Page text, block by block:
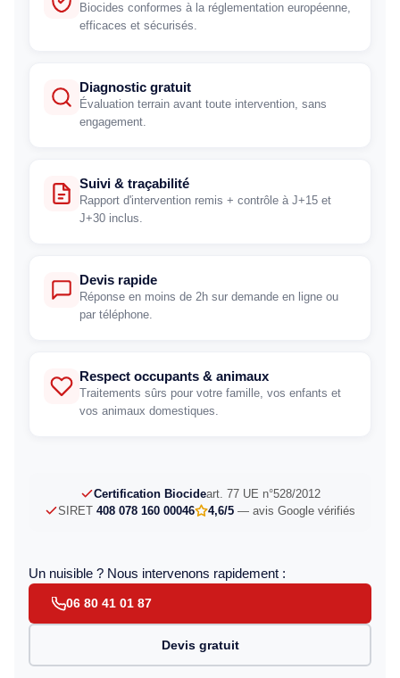
Biocides conformes à la réglementation européenne,
efficaces et sécurisés.
Diagnostic gratuit
Évaluation terrain avant toute intervention, sans
engagement.
Suivi & traçabilité
Rapport d'intervention remis + contrôle à J+15 et
J+30 inclus.
Devis rapide
Réponse en moins de 2h sur demande en ligne ou
par téléphone.
Respect occupants & animaux
Traitements sûrs pour votre famille, vos enfants et
vos animaux domestiques.
Certification Biocideart. 77 UE n°528/2012
SIRET 408 078 160 00046 4,6/5 — avis Google vérifiés
Un nuisible ? Nous intervenons rapidement :
06 80 41 01 87
Devis gratuit